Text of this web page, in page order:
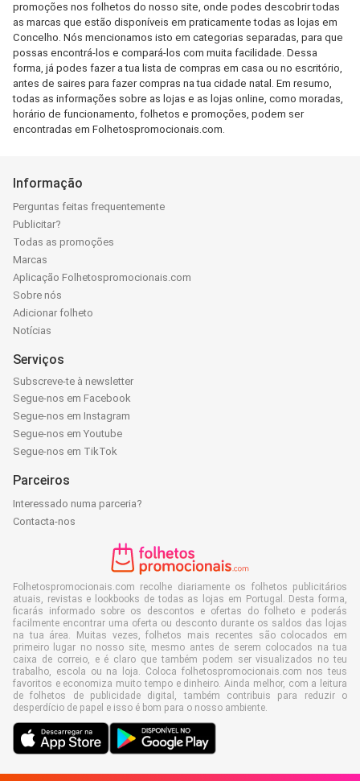
promoções nos folhetos do nosso site, onde podes descobrir todas
as marcas que estão disponíveis em praticamente todas as lojas em
Concelho. Nós mencionamos isto em categorias separadas, para que
possas encontrá-los e compará-los com muita facilidade. Dessa
forma, já podes fazer a tua lista de compras em casa ou no escritório,
antes de saires para fazer compras na tua cidade natal. Em resumo,
todas as informações sobre as lojas e as lojas online, como moradas,
horário de funcionamento, folhetos e promoções, podem ser
encontradas em Folhetospromocionais.com.
Informação
Perguntas feitas frequentemente
Publicitar?
Todas as promoções
Marcas
Aplicação Folhetospromocionais.com
Sobre nós
Adicionar folheto
Notícias
Serviços
Subscreve-te à newsletter
Segue-nos em Facebook
Segue-nos em Instagram
Segue-nos em Youtube
Segue-nos em TikTok
Parceiros
Interessado numa parceria?
Contacta-nos
Folhetospromocionais.com recolhe diariamente os folhetos publicitários
atuais, revistas e lookbooks de todas as lojas em Portugal. Desta forma,
ficarás informado sobre os descontos e ofertas do folheto e poderás
facilmente encontrar uma oferta ou desconto durante os saldos das lojas
na tua área. Muitas vezes, folhetos mais recentes são colocados em
primeiro lugar no nosso site, mesmo antes de serem colocados na tua
caixa de correio, e é claro que também podem ser visualizados no teu
trabalho, escola ou na loja. Coloca folhetospromocionais.com nos teus
favoritos e economiza muito tempo e dinheiro. Ainda melhor, com a leitura
de folhetos de publicidade digital, também contribuis para reduzir o
desperdício de papel e isso é bom para o nosso ambiente.